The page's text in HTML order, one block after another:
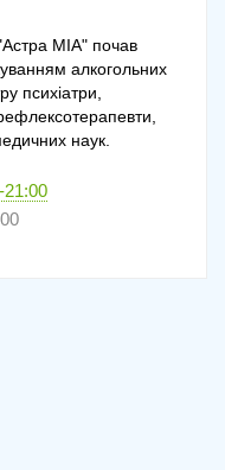
МІА" почав
алкогольних
психіатри,
наук.
21:00